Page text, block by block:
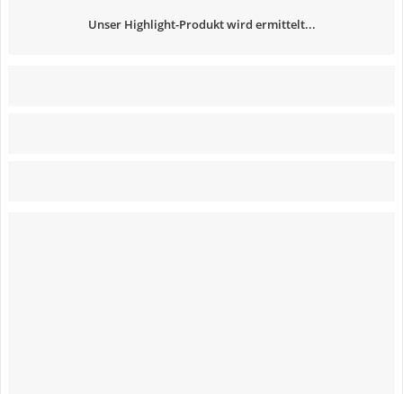
Unser Highlight-Produkt wird ermittelt...